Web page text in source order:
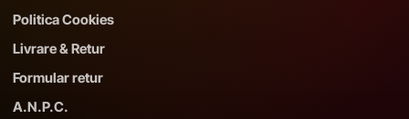
Politica Cookies
Livrare & Retur
Formular retur
A.N.P.C.